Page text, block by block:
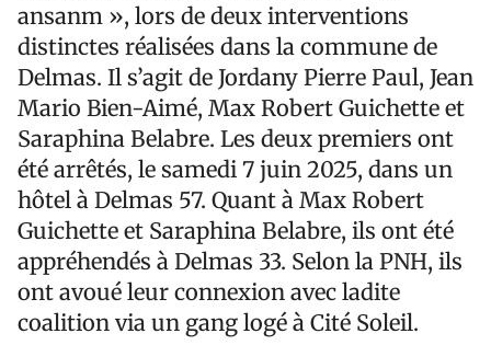
ansanm », lors de deux interventions
distinctes réalisées dans la commune de
Delmas. Il s’agit de Jordany Pierre Paul, Jean
Mario Bien-Aimé, Max Robert Guichette et
Saraphina Belabre. Les deux premiers ont
été arrêtés, le samedi 7 juin 2025, dans un
hôtel à Delmas 57. Quant à Max Robert
Guichette et Saraphina Belabre, ils ont été
appréhendés à Delmas 33. Selon la PNH, ils
ont avoué leur connexion avec ladite
coalition via un gang logé à Cité Soleil.